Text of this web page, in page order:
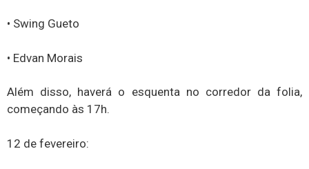
• Swing Gueto
• Edvan Morais
Além disso, haverá o esquenta no corredor da folia,
começando às 17h.
12 de fevereiro: